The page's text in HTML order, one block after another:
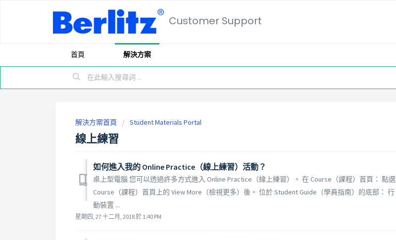
Customer Support
首頁 解決方案
解決方案首頁 Student Materials Portal
線上練習
如何進入我的 Online Practice（線上練習）活動？
桌上型電腦 您可以透過許多方式進入 Online Practice（線上練習）。 在 Course（課程）首頁： 點選
Course（課程）首頁上的 View More（檢視更多）後。 位於 Student Guide（學員指南）的底部： 行
動裝置 ...
星期四, 27 十二月, 2018 於 1:40 PM